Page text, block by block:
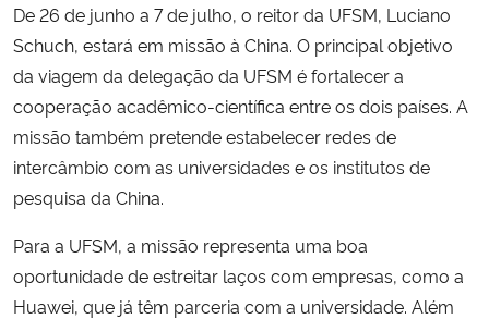
Ministério da Ciência, Tecnologia, Inovações e Comunicações
Ministério do Meio Ambiente
Ministério do Turismo
Controladoria-Geral da União
De 26 de junho a 7 de julho, o reitor da UFSM, Luciano
Schuch, estará em missão à China. O principal objetivo
da viagem da delegação da UFSM é fortalecer a
cooperação acadêmico-científica entre os dois países. A
missão também pretende estabelecer redes de
intercâmbio com as universidades e os institutos de
pesquisa da China.
Para a UFSM, a missão representa uma boa
oportunidade de estreitar laços com empresas, como a
Huawei, que já têm parceria com a universidade. Além